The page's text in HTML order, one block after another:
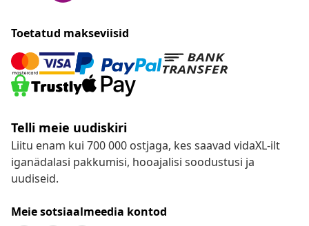
Toetatud makseviisid
Telli meie uudiskiri
Liitu enam kui 700 000 ostjaga, kes saavad vidaXL-ilt
iganädalasi pakkumisi, hooajalisi soodustusi ja
uudiseid.
Meie sotsiaalmeedia kontod